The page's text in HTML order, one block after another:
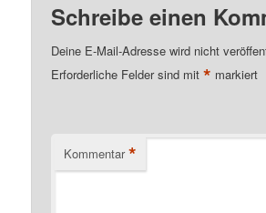
Schreibe einen
Deine E-Mail-Adresse wird nicht
Erforderliche Felder sind mit* markiert
Kommentar *